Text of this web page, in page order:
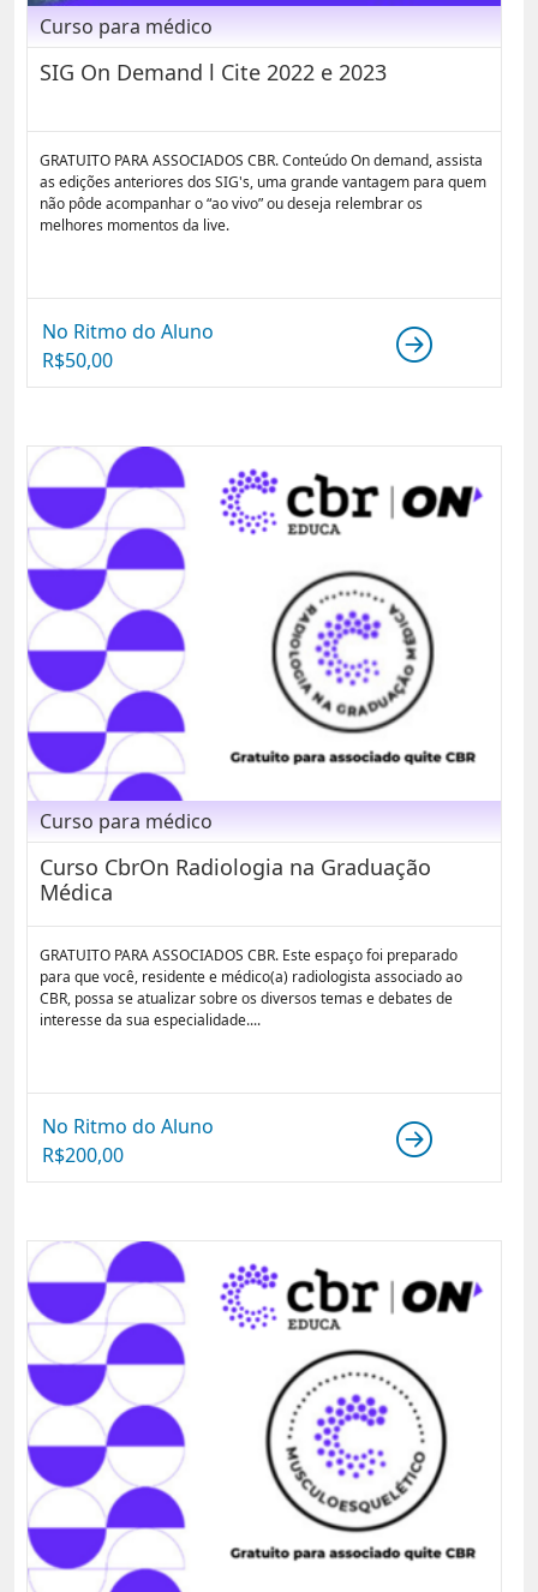
Curso para médico
SIG On Demand l Cite 2022 e 2023
GRATUITO PARA ASSOCIADOS CBR. Conteúdo On demand, assista
as edições anteriores dos SIG's, uma grande vantagem para quem
não pôde acompanhar o “ao vivo” ou deseja relembrar os
melhores momentos da live.
No Ritmo do Aluno
R$50,00
Curso para médico
Curso CbrOn Radiologia na Graduação
Médica
GRATUITO PARA ASSOCIADOS CBR. Este espaço foi preparado
para que você, residente e médico(a) radiologista associado ao
CBR, possa se atualizar sobre os diversos temas e debates de
interesse da sua especialidade....
No Ritmo do Aluno
R$200,00